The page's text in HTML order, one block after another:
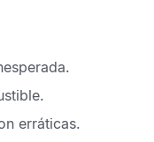
erráticas.